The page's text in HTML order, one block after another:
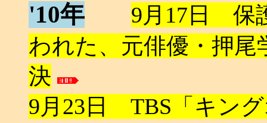
'10年
9月17日 保
われた、元俳優・押尾
決
9月23日 TBS「キン